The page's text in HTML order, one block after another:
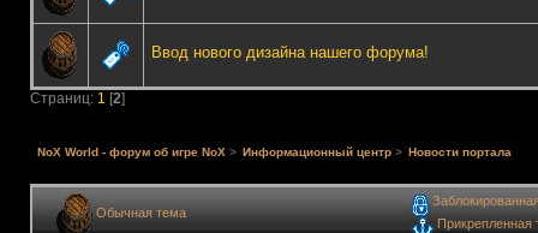
Ввод нового дизайна нашего форума!
Страниц: 1 [2]
NoX World - форум об игре NoX> Информационный центр > Новости портала
Обычная тема
Прикрепленная